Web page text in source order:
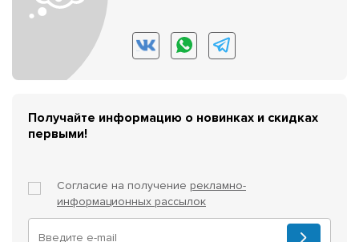
Получайте информацию о новинках и скидках
первыми!
Согласие на получение рекламно-
информационных рассылок